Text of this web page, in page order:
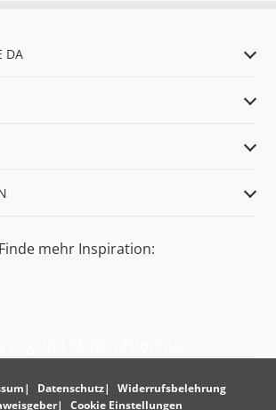
DA
Finde mehr Inspiration:
Datenschutz
Widerrufsbelehrung
Cookie Einstellungen